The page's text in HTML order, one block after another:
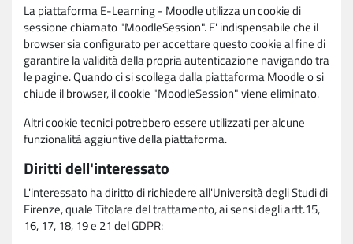
La piattaforma E-Learning - Moodle utilizza un cookie di
sessione chiamato "MoodleSession". E' indispensabile che il
browser sia configurato per accettare questo cookie al fine di
garantire la validità della propria autenticazione navigando tra
le pagine. Quando ci si scollega dalla piattaforma Moodle o si
chiude il browser, il cookie "MoodleSession" viene eliminato.
Altri cookie tecnici potrebbero essere utilizzati per alcune
funzionalità aggiuntive della piattaforma.
Diritti dell'interessato
L'interessato ha diritto di richiedere all'Università degli Studi di
Firenze, quale Titolare del trattamento, ai sensi degli artt.15,
16, 17, 18, 19 e 21 del GDPR: